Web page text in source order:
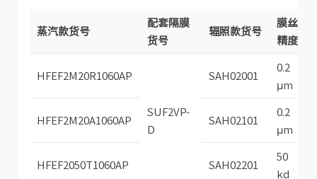
蒸汽款货号
配套隔膜
货号
辐照款货号
膜丝
精度
HFEF2M20R1060AP
SUF2VP-
D
SAH02001
0.2
μm
HFEF2M20A1060AP SAH02101
0.2
μm
HFEF2050T1060AP SAH02201
50
kd